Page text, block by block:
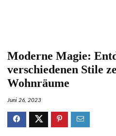
Moderne Magie:
verschiedenen Stile
Wohnräume
Juni 26, 2023